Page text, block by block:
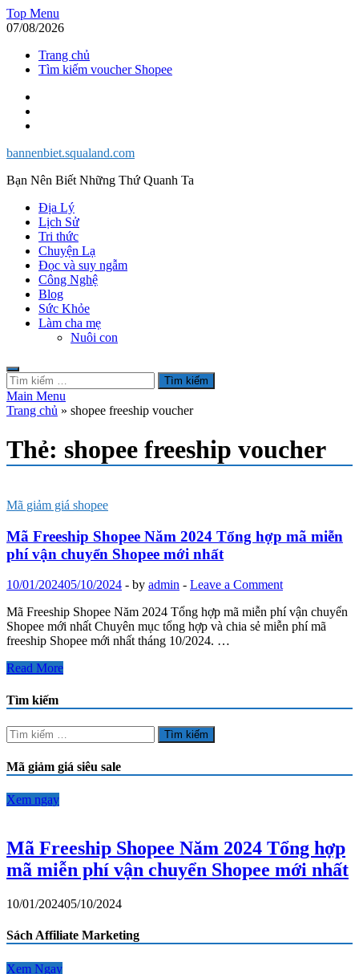
Skip
to
Top Menu
07/08/2026
Trang chủ
Tìm kiếm voucher Shopee
bannenbiet.squaland.com
Bạn Nên Biết Những Thứ Quanh Ta
Địa Lý
Lịch Sử
Tri thức
Chuyện Lạ
Đọc và suy ngẫm
Công Nghệ
Blog
Sức Khỏe
Làm cha mẹ
Nuôi con
Tìm
kiếm
cho:
Main Menu
Trang chủ » shopee freeship voucher
Thẻ: shopee freeship voucher
Mã giảm giá shopee
Mã Freeship Shopee Năm 2024 Tổng hợp mã miễn
phí vận chuyển Shopee mới nhất
10/01/202405/10/2024 - by admin - Leave a Comment
Mã Freeship Shopee Năm 2024 Tổng hợp mã miễn phí vận chuyển
Shopee mới nhất Chuyên mục tổng hợp và chia sẻ miễn phí mã
freeship Shopee mới nhất tháng 10/2024. …
Mã
Shopee
Năm
2024
Tổng
mã
phí
Shopee
mới
nhất
Read More
Tìm kiếm
Tìm
kiếm
cho:
Mã giảm giá siêu sale
Xem ngay
Mã Freeship Shopee Năm 2024 Tổng hợp
mã miễn phí vận chuyển Shopee mới nhất
10/01/202405/10/2024
Sách Affiliate Marketing
Xem Ngay